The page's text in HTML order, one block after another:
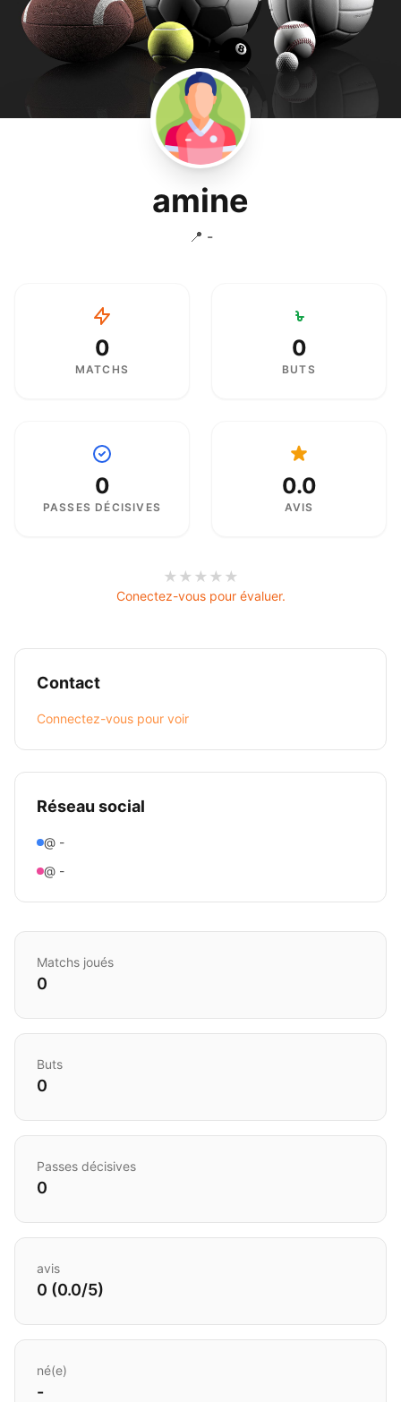
amine
📍 -
0
MATCHS
0
BUTS
0
PASSES DÉCISIVES
0.0
AVIS
★ ★ ★ ★ ★
Conectez-vous pour évaluer.
Contact
Connectez-vous pour voir
Réseau social
@ -
@ -
Matchs joués
0
Buts
0
Passes décisives
0
avis
0 (0.0/5)
né(e)
-